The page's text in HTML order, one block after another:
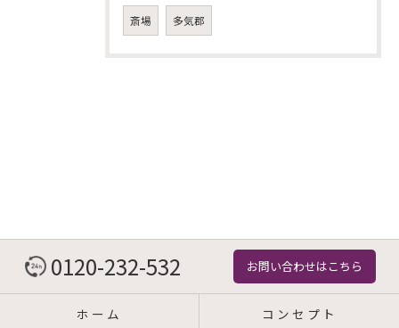
斎場 多気郡
0120-232-532 お問い合わせはこちら
ホーム コンセプト